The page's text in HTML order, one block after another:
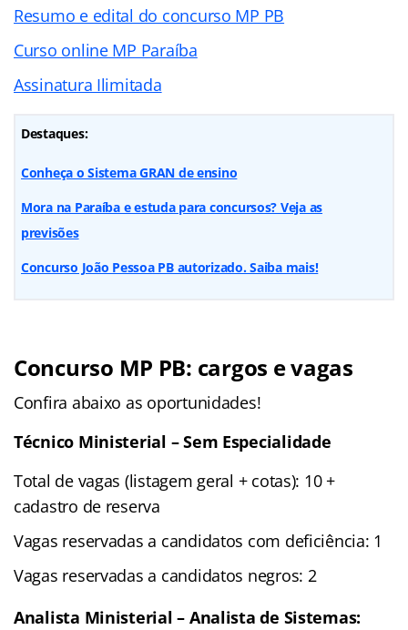
Resumo e edital do concurso MP PB
Curso online MP Paraíba
Assinatura Ilimitada
Destaques:
Conheça o Sistema GRAN de ensino
Mora na Paraíba e estuda para concursos? Veja as
previsões
Concurso João Pessoa PB autorizado. Saiba mais!
Concurso MP PB: cargos e vagas
Confira abaixo as oportunidades!
Técnico Ministerial – Sem Especialidade
Total de vagas (listagem geral + cotas): 10 +
cadastro de reserva
Vagas reservadas a candidatos com deficiência: 1
Vagas reservadas a candidatos negros: 2
Analista Ministerial – Analista de Sistemas: